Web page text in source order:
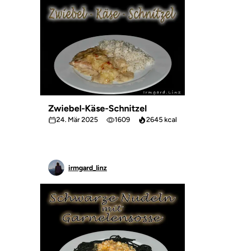
Zwiebel-Käse-Schnitzel
24. Mär 2025 1609 2645 kcal
irmgard_linz